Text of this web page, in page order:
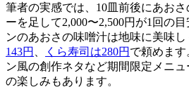
筆者の実感では、10皿前後にあお
ーを足して2,000〜2,500円が1回の
ンのあおさの味噌汁は地味に美味し
143円
くら寿司は280円 で頼めま
ン風の創作ネタなど期間限定メニ
の楽しみもあります。